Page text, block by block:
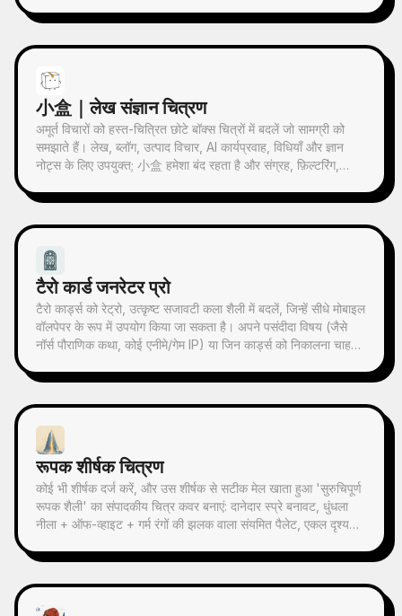
अवशेष श्रृंखला, वास्तुकला और शहर इमेजरी पोस्टर, अमूर्त संपादकीय
अंतिम काम मूल तस्वीर की वास्तविक सामग्री को बरकरार रखता है, और नीचे
एक स्थिर श्रृंखला भावना के साथ एक 'स्मृति छाप' बनाता है, जिससे हर
तस्वीर को एक स्वतंत्र मनोदशा और विस्तार योग्य दृश्य पहचान मिलती है।
小盒｜लेख संज्ञान चित्रण
अमूर्त विचारों को हस्त-चित्रित छोटे बॉक्स चित्रों में बदलें जो सामग्री को
समझाते हैं। लेख, ब्लॉग, उत्पाद विचार, AI कार्यप्रवाह, विधियाँ और ज्ञान
नोट्स के लिए उपयुक्त; 小盒 हमेशा बंद रहता है और संग्रह, फ़िल्टरिंग,
टैरो कार्ड जनरेटर प्रो
टैरो कार्ड्स को रेट्रो, उत्कृष्ट सजावटी कला शैली में बदलें, जिन्हें सीधे मोबाइल
वॉलपेपर के रूप में उपयोग किया जा सकता है। अपने पसंदीदा विषय (जैसे
नॉर्स पौराणिक कथा, कोई एनीमे/गेम IP) या जिन कार्ड्स को निकालना चाहते
करेगा। पूरे 78 कार्ड्स का सेट, एक समूह, या कुछ चुनिंदा कार्ड्स समर्थित हैं,
से कार्ड निकालने और व्याख्या प्राप्त कर सकते हैं (आपको शेड्यूल किए गए
कार्य को स्वयं कॉन्फ़िगर करना होगा)।
रूपक शीर्षक चित्रण
कोई भी शीर्षक दर्ज करें, और उस शीर्षक से सटीक मेल खाता हुआ 'सुरुचिपूर्ण
रूपक शैली' का संपादकीय चित्र कवर बनाएं: दानेदार स्प्रे बनावट, धुंधला
नीला + ऑफ-व्हाइट + गर्म रंगों की झलक वाला संयमित पैलेट, एकल दृश्य
Newsletter के कवर चित्र के लिए उपयुक्त।